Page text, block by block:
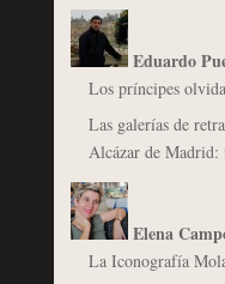
Eduardo
Los príncipes
Las galerías de
Alcázar de
Elena
La Iconografía